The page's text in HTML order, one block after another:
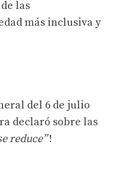
las
más inclusiva y
del 6 de julio
declaró sobre las
reduce”!